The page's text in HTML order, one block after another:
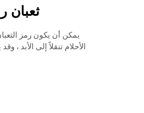
ثعبان
يمكن أن يكون رمز
الأحلام تنقلاً إلى الأبد ،